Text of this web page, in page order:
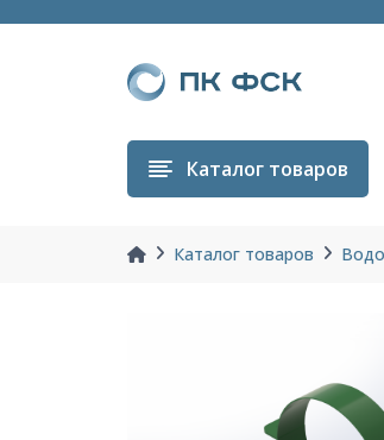
Каталог товаров
Каталог товаров